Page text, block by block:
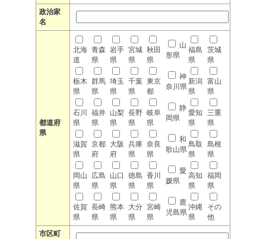
政治家
名
都道府
県
北海
道
青森
県
岩手
県
宮城
県
秋田
県
山
形県
福島
県
茨城
県
栃木
県
群馬
県
埼玉
県
千葉
県
東京
都
神
奈川県
新潟
県
富山
県
石川
県
福井
県
山梨
県
長野
県
岐阜
県
静
岡県
愛知
県
三重
県
滋賀
県
京都
府
大阪
府
兵庫
県
奈良
県
和
歌山県
鳥取
県
島根
県
岡山
県
広島
県
山口
県
徳島
県
香川
県
愛
媛県
高知
県
福岡
県
佐賀
県
長崎
県
熊本
県
大分
県
宮崎
県
鹿
児島県
沖縄
県
その
他
市区町